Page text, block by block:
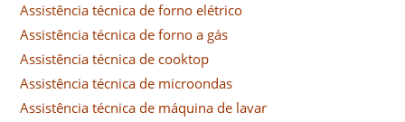
Assistência técnica de forno elétrico
Assistência técnica de forno a gás
Assistência técnica de cooktop
Assistência técnica de microondas
Assistência técnica de máquina de lavar